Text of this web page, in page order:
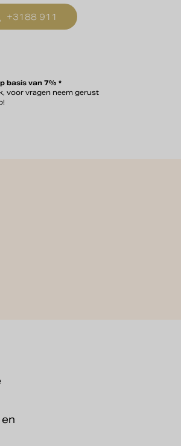
+3188 911
basis van 7% *
voor vragen neem gerust